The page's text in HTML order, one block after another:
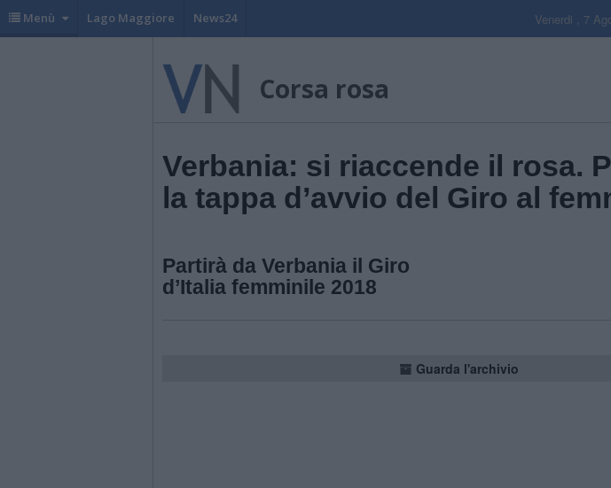
Menù Lago Maggiore News24 Venerdi , 7
Corsa rosa
Verbania: si riaccende il rosa.
la tappa d’avvio del Giro al
Partirà da Verbania il Giro
d’Italia femminile 2018
Guarda l'archivio